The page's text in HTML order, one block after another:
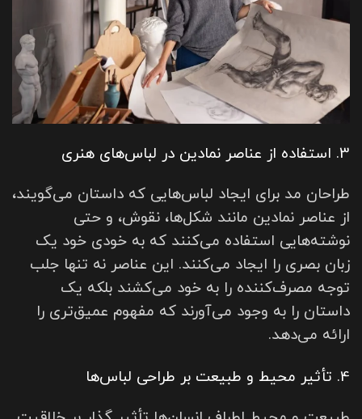
3. استفاده از عناصر نمادین در لباس‌های هنری
طراحان مد برای ایجاد لباس‌هایی که داستان می‌گویند،
از عناصر نمادین مانند شکل‌ها، نقوش، و حتی
نوشته‌هایی استفاده می‌کنند که به خودی خود یک
زبان بصری را ایجاد می‌کنند. این عناصر نه تنها جلب
توجه مصرف‌کننده را به خود می‌کشند بلکه یک
داستان را به وجود می‌آورند که مفهوم عمیق‌تری را
ارائه می‌دهد.
4. تأثیر محیط و طبیعت بر طراحی لباس‌ها